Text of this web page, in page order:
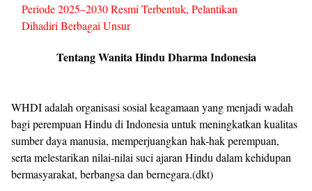
Periode 2025–2030 Resmi Terbentuk, Pelantikan
Dihadiri Berbagai Unsur
Tentang Wanita Hindu Dharma Indonesia
WHDI adalah organisasi sosial keagamaan yang menjadi wadah
bagi perempuan Hindu di Indonesia untuk meningkatkan kualitas
sumber daya manusia, memperjuangkan hak-hak perempuan,
serta melestarikan nilai-nilai suci ajaran Hindu dalam kehidupan
bermasyarakat, berbangsa dan bernegara.(dkt)